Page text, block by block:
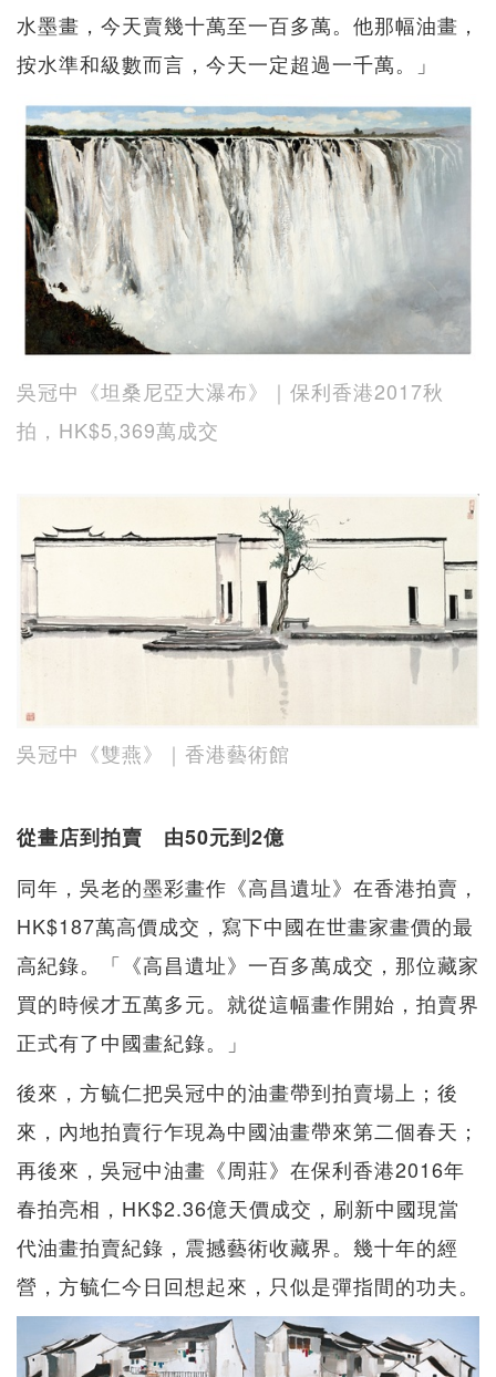
水墨畫，今天賣幾十萬至一百多萬。他那幅油畫，
按水準和級數而言，今天一定超過一千萬。」
吳冠中《坦桑尼亞大瀑布》｜保利香港2017秋
拍，HK$5,369萬成交
吳冠中《雙燕》｜香港藝術館
從畫店到拍賣 由50元到2億
同年，吳老的墨彩畫作《高昌遺址》在香港拍賣，
HK$187萬高價成交，寫下中國在世畫家畫價的最
高紀錄。「《高昌遺址》一百多萬成交，那位藏家
買的時候才五萬多元。就從這幅畫作開始，拍賣界
正式有了中國畫紀錄。」
後來，方毓仁把吳冠中的油畫帶到拍賣場上；後
來，內地拍賣行乍現為中國油畫帶來第二個春天；
再後來，吳冠中油畫《周莊》在保利香港2016年
春拍亮相，HK$2.36億天價成交，刷新中國現當
代油畫拍賣紀錄，震撼藝術收藏界。幾十年的經
營，方毓仁今日回想起來，只似是彈指間的功夫。